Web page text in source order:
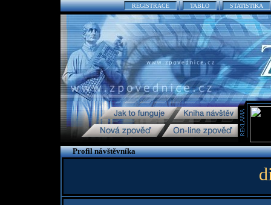
REGISTRACE TABLO STATISTIKA
Profil návštěvníka